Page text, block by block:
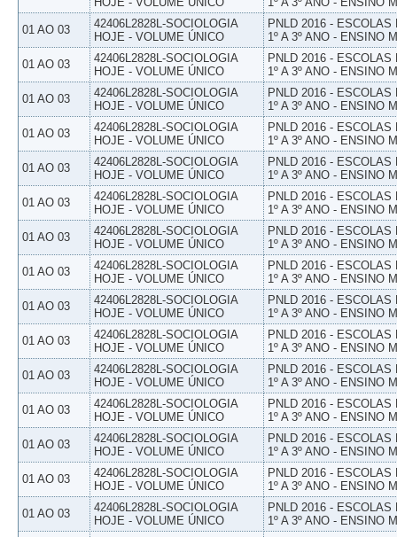
01 AO 03
42406L2828L-SOCIOLOGIA
HOJE - VOLUME ÚNICO
PNLD 2016 -
1º A 3º ANO - ENSINO
01 AO 03
42406L2828L-SOCIOLOGIA
HOJE - VOLUME ÚNICO
PNLD 2016 -
1º A 3º ANO - ENSINO
01 AO 03
42406L2828L-SOCIOLOGIA
HOJE - VOLUME ÚNICO
PNLD 2016 -
1º A 3º ANO - ENSINO
01 AO 03
42406L2828L-SOCIOLOGIA
HOJE - VOLUME ÚNICO
PNLD 2016 -
1º A 3º ANO - ENSINO
01 AO 03
42406L2828L-SOCIOLOGIA
HOJE - VOLUME ÚNICO
PNLD 2016 -
1º A 3º ANO - ENSINO
01 AO 03
42406L2828L-SOCIOLOGIA
HOJE - VOLUME ÚNICO
PNLD 2016 -
1º A 3º ANO - ENSINO
01 AO 03
42406L2828L-SOCIOLOGIA
HOJE - VOLUME ÚNICO
PNLD 2016 -
1º A 3º ANO - ENSINO
01 AO 03
42406L2828L-SOCIOLOGIA
HOJE - VOLUME ÚNICO
PNLD 2016 -
1º A 3º ANO - ENSINO
01 AO 03
42406L2828L-SOCIOLOGIA
HOJE - VOLUME ÚNICO
PNLD 2016 -
1º A 3º ANO - ENSINO
01 AO 03
42406L2828L-SOCIOLOGIA
HOJE - VOLUME ÚNICO
PNLD 2016 -
1º A 3º ANO - ENSINO
01 AO 03
42406L2828L-SOCIOLOGIA
HOJE - VOLUME ÚNICO
PNLD 2016 -
1º A 3º ANO - ENSINO
01 AO 03
42406L2828L-SOCIOLOGIA
HOJE - VOLUME ÚNICO
PNLD 2016 -
1º A 3º ANO - ENSINO
01 AO 03
42406L2828L-SOCIOLOGIA
HOJE - VOLUME ÚNICO
PNLD 2016 -
1º A 3º ANO - ENSINO
01 AO 03
42406L2828L-SOCIOLOGIA
HOJE - VOLUME ÚNICO
PNLD 2016 -
1º A 3º ANO - ENSINO
01 AO 03
42406L2828L-SOCIOLOGIA
HOJE - VOLUME ÚNICO
PNLD 2016 -
1º A 3º ANO - ENSINO